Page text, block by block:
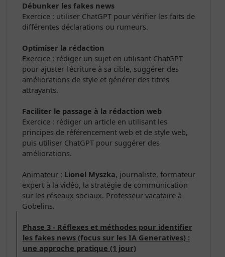
Débunker les fakes news
Exercice : utiliser ChatGPT pour vérifier les faits de
différentes déclarations ou rumeurs.
Optimiser la rédaction
Exercice : rédiger un sujet en utilisant ChatGPT
pour ajuster l'écriture à sa cible, suggérer des
améliorations de style et générer des titres
attrayants.
Faciliter le passage à la rédaction web
Exercice : rédiger un article en utilisant les
principes de référencement web et de style web,
puis utiliser ChatGPT pour suggérer des
améliorations.
Animateur : Lionel Myszka, journaliste, formateur
expert à la vidéo, la stratégie de communication
sur les réseaux sociaux. Professeur vacataire à
Gobelins.
Phase 3 - Réflexes et méthodes pour identifier
les fakes news (focus sur les IA Generatives) :
une approche pratique (1 jour)